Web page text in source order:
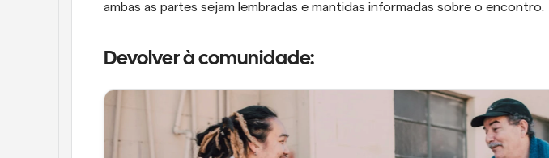
ambas as partes sejam lembradas e mantidas informadas sobre o encontro.
Devolver à comunidade: